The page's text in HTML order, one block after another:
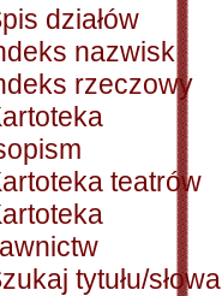
działów
nazwisk
rzeczowy
teatrów
tytułu/słowa